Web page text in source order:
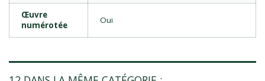
Œuvre
numérotée
Oui